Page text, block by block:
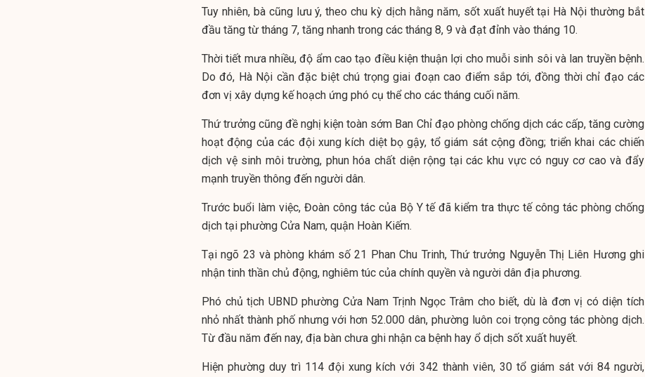
Tuy nhiên, bà cũng lưu ý, theo chu kỳ dịch hằng năm, sốt xuất huyết tại Hà Nội thường bắt
đầu tăng từ tháng 7, tăng nhanh trong các tháng 8, 9 và đạt đỉnh vào tháng 10.
Thời tiết mưa nhiều, độ ẩm cao tạo điều kiện thuận lợi cho muỗi sinh sôi và lan truyền bệnh.
Do đó, Hà Nội cần đặc biệt chú trọng giai đoạn cao điểm sắp tới, đồng thời chỉ đạo các
đơn vị xây dựng kế hoạch ứng phó cụ thể cho các tháng cuối năm.
Thứ trưởng cũng đề nghị kiện toàn sớm Ban Chỉ đạo phòng chống dịch các cấp, tăng cường
hoạt động của các đội xung kích diệt bọ gậy, tổ giám sát cộng đồng; triển khai các chiến
dịch vệ sinh môi trường, phun hóa chất diện rộng tại các khu vực có nguy cơ cao và đẩy
mạnh truyền thông đến người dân.
Trước buổi làm việc, Đoàn công tác của Bộ Y tế đã kiểm tra thực tế công tác phòng chống
dịch tại phường Cửa Nam, quận Hoàn Kiếm.
Tại ngõ 23 và phòng khám số 21 Phan Chu Trinh, Thứ trưởng Nguyễn Thị Liên Hương ghi
nhận tinh thần chủ động, nghiêm túc của chính quyền và người dân địa phương.
Phó chủ tịch UBND phường Cửa Nam Trịnh Ngọc Trâm cho biết, dù là đơn vị có diện tích
nhỏ nhất thành phố nhưng với hơn 52.000 dân, phường luôn coi trọng công tác phòng dịch.
Từ đầu năm đến nay, địa bàn chưa ghi nhận ca bệnh hay ổ dịch sốt xuất huyết.
Hiện phường duy trì 114 đội xung kích với 342 thành viên, 30 tổ giám sát với 84 người,